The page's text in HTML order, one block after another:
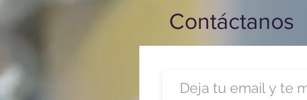
Contáctanos